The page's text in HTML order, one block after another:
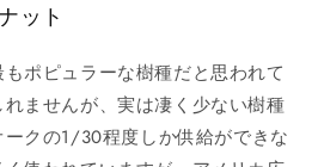
ット
ポピュラーな樹種だと思われて
ませんが、実は凄く少ない樹種
クの1/30程度しか供給ができな